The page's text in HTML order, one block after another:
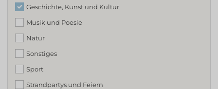
Geschichte, Kunst und Kultur
Musik und Poesie
Natur
Sonstiges
Sport
Strandpartys und Feiern